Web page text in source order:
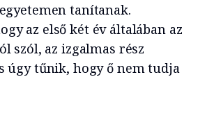
tanítanak.
az első két év általában az
szól, az izgalmas rész
úgy tűnik, hogy ő nem tudja